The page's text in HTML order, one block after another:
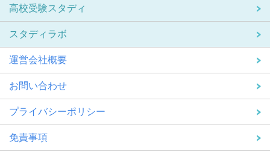
高校受験スタディ
スタディラボ
運営会社概要
お問い合わせ
プライバシーポリシー
免責事項